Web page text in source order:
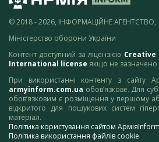
© 2018 - 2026, ІНФОРМАЦІЙНЕ АГЕНТСТВО,
Міністерство оборони України
Контент доступний за ліцензією Creative
International license якщо не зазначено
При використанні контенту з сайту
armyinform.com.ua обов’язкове. Для
обов’язковим є розміщення у першому
відкритого для пошукових систем
матеріал.
Політика користування сайтом АрміяInform
Політика використання файлів cookie